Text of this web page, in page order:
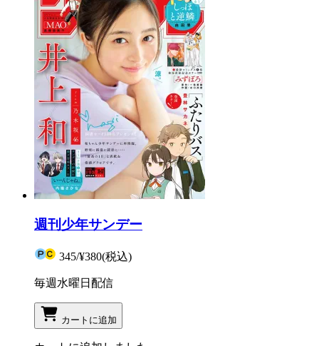
週刊少年サンデー
345/¥380(税込)
毎週水曜日配信
カートに追加